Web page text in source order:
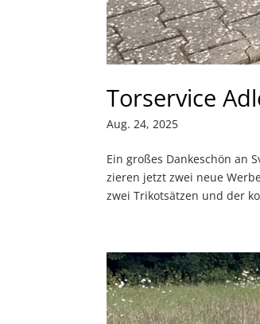
Torservice
Aug. 24, 2025
Ein großes Dankeschön an
zieren jetzt zwei neue
zwei Trikotsätzen und der